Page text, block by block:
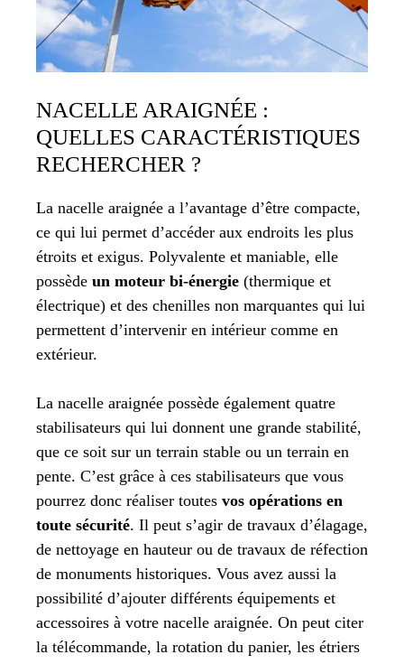
NACELLE ARAIGNÉE :
QUELLES CARACTÉRISTIQUES
RECHERCHER ?
La nacelle araignée a l’avantage d’être compacte,
ce qui lui permet d’accéder aux endroits les plus
étroits et exigus. Polyvalente et maniable, elle
possède un moteur bi-énergie (thermique et
électrique) et des chenilles non marquantes qui lui
permettent d’intervenir en intérieur comme en
extérieur.
La nacelle araignée possède également quatre
stabilisateurs qui lui donnent une grande stabilité,
que ce soit sur un terrain stable ou un terrain en
pente. C’est grâce à ces stabilisateurs que vous
pourrez donc réaliser toutes vos opérations en
toute sécurité. Il peut s’agir de travaux d’élagage,
de nettoyage en hauteur ou de travaux de réfection
de monuments historiques. Vous avez aussi la
possibilité d’ajouter différents équipements et
accessoires à votre nacelle araignée. On peut citer
la télécommande, la rotation du panier, les étriers